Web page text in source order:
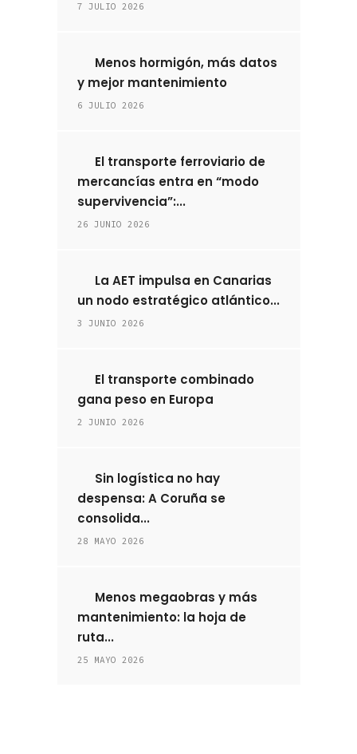
7 JULIO 2026
Menos hormigón, más datos
y mejor mantenimiento
6 JULIO 2026
El transporte ferroviario de
mercancías entra en “modo
supervivencia”:...
26 JUNIO 2026
La AET impulsa en Canarias
un nodo estratégico atlántico...
3 JUNIO 2026
El transporte combinado
gana peso en Europa
2 JUNIO 2026
Sin logística no hay
despensa: A Coruña se
consolida...
28 MAYO 2026
Menos megaobras y más
mantenimiento: la hoja de
ruta...
25 MAYO 2026